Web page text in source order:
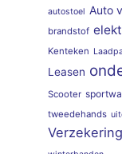
autostoel Auto
brandstof
Kenteken
Leasen
Scooter
tweedehands
Verzekering